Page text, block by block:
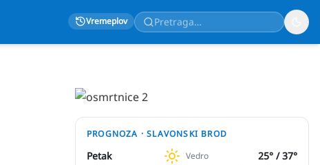
Vremeplov
PROGNOZA ·SLAVONSKI BROD
Petak Vedro 25° /37°